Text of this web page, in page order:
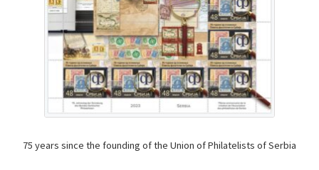
75 years since the founding of the Union of Philatelists of Serbia